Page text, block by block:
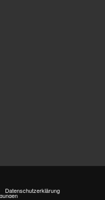
Datenschutzerklärung